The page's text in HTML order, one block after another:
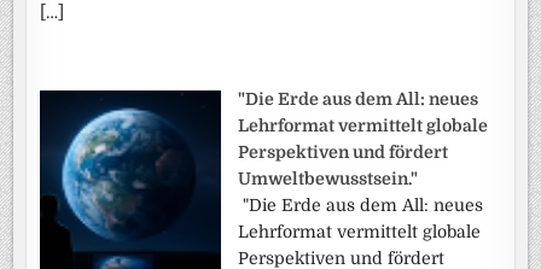
[…]
"Die Erde aus dem All: neues
Lehrformat vermittelt globale
Perspektiven und fördert
Umweltbewusstsein."
"Die Erde aus dem All: neues
Lehrformat vermittelt globale
Perspektiven und fördert